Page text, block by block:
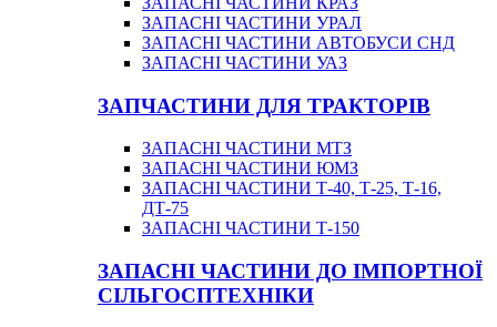
ЗАПАСНІ ЧАСТИНИ УРАЛ
ЗАПАСНІ ЧАСТИНИ АВТОБУСИ СНД
ЗАПАСНІ ЧАСТИНИ УАЗ
ЗАПЧАСТИНИ ДЛЯ ТРАКТОРІВ
ЗАПАСНІ ЧАСТИНИ МТЗ
ЗАПАСНІ ЧАСТИНИ ЮМЗ
ЗАПАСНІ ЧАСТИНИ Т-40, Т-25, Т-16,
ДТ-75
ЗАПАСНІ ЧАСТИНИ Т-150
ЗАПАСНІ ЧАСТИНИ ДО ІМПОРТНОЇ
СІЛЬГОСПТЕХНІКИ